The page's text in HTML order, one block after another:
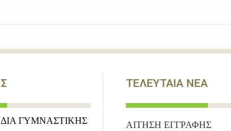
ΓΥΜΝΑΣΤΙΚΗΣ
ΤΕΛΕΥΤΑΙΑ ΝΕΑ
ΑΙΤΗΣΗ ΕΓΓΡΑΦΗΣ